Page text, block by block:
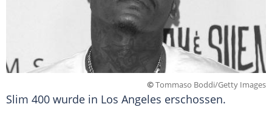
©Tommaso Boddi/Getty Images
Slim 400 wurde in Los Angeles erschossen.